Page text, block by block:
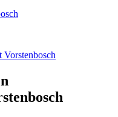
Vorstenbosch